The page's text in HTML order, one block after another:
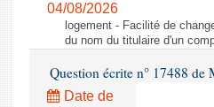
Comptes rendus des débats
04/08/2026
logement - Facilité de
du nom du titulaire d'un
Question écrite n° 17488
Date de